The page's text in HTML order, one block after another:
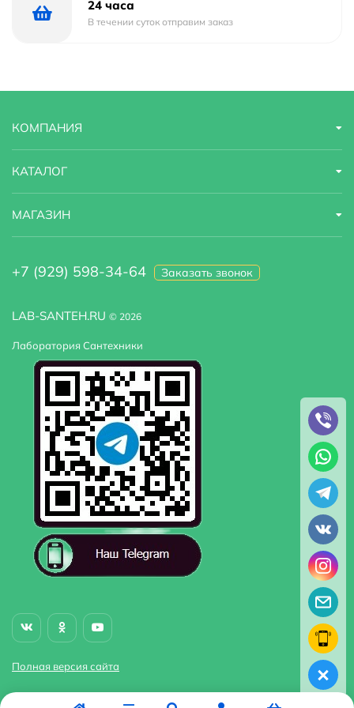
24 часа
В течении суток отправим заказ
LAB-SANTEH.RU © 2026
Лаборатория Сантехники
Полная версия сайта
КОМПАНИЯ
КАТАЛОГ
МАГАЗИН
+7 (929) 598-34-64 Заказать звонок